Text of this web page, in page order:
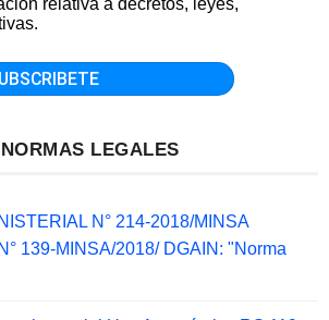
LEGALES
N° 214-2018/MINSA
139-MINSA/2018/ DGAIN: "Norma